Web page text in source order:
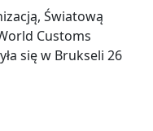
Światową
Customs
się w Brukseli 26